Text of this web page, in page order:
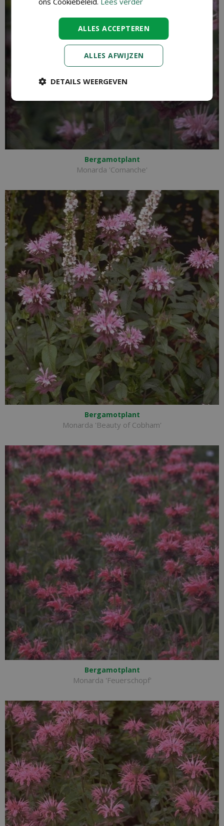
Bergamotplant
Monarda 'Comanche'
Bergamotplant
Monarda 'Beauty of Cobham'
Bergamotplant
Monarda 'Feuerschopf'
ALLES ACCEPTEREN
ALLES AFWIJZEN
DETAILS WEERGEVEN